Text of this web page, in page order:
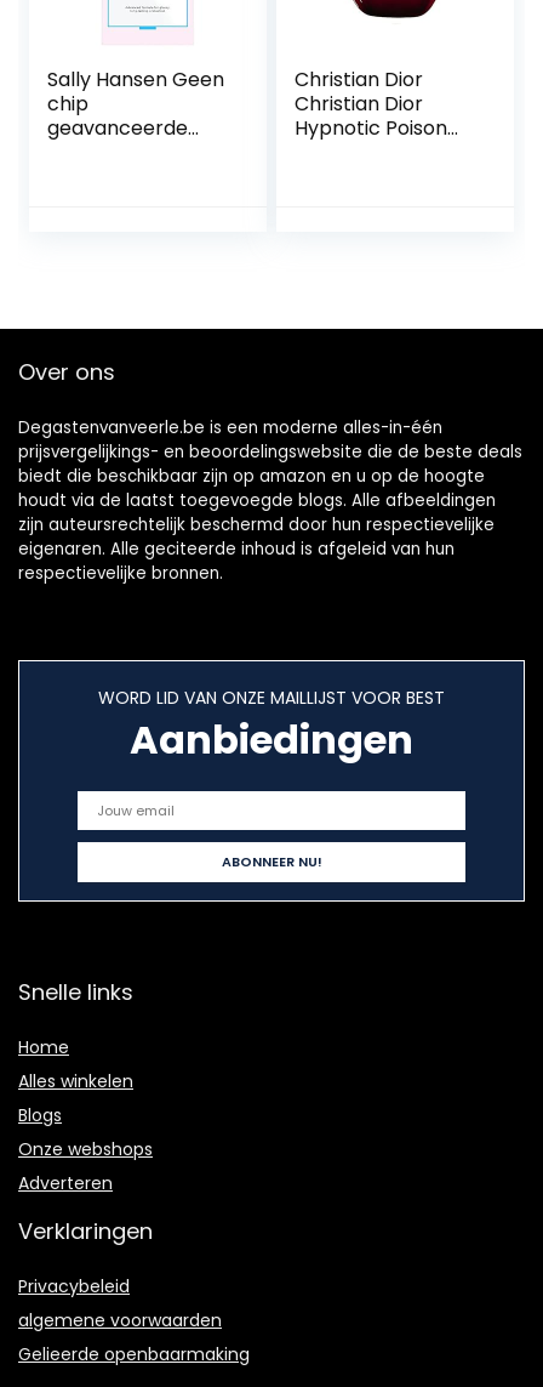
Sally Hansen Geen
chip
geavanceerde
Christian Dior
Christian Dior
Hypnotic Poison
Over ons
Degastenvanveerle.be is een moderne alles-in-één
prijsvergelijkings- en beoordelingswebsite die de beste deals
biedt die beschikbaar zijn op amazon en u op de hoogte
houdt via de laatst toegevoegde blogs. Alle afbeeldingen
zijn auteursrechtelijk beschermd door hun respectievelijke
eigenaren. Alle geciteerde inhoud is afgeleid van hun
respectievelijke bronnen.
WORD LID VAN ONZE MAILLIJST VOOR BEST
Aanbiedingen
Snelle links
Home
Alles winkelen
Blogs
Onze webshops
Adverteren
Verklaringen
Privacybeleid
algemene voorwaarden
Gelieerde openbaarmaking